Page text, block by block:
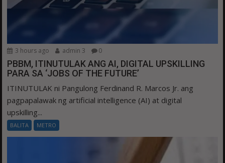
3 hours ago admin 3 0
PBBM, ITINUTULAK ANG AI, DIGITAL UPSKILLING
PARA SA ‘JOBS OF THE FUTURE’
ITINUTULAK ni Pangulong Ferdinand R. Marcos Jr. ang
pagpapalawak ng artificial intelligence (AI) at digital
upskilling...
BALITA METRO